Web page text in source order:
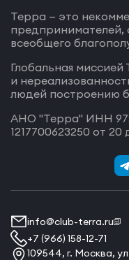
Терра — это
предпринимателей,
всеобщего
Глобальная
и
людей построению
АНО "Терра" ИНН
1217700623250 от 20
info@club-terra.ru
+7 (966) 158-12-71
109544, г. Москва,